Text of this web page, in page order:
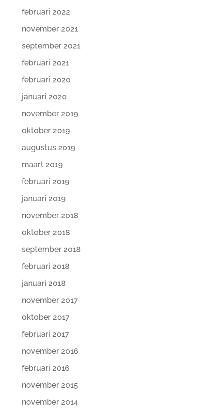
februari 2022
november 2021
september 2021
februari 2021
februari 2020
januari 2020
november 2019
oktober 2019
augustus 2019
maart 2019
februari 2019
januari 2019
november 2018
oktober 2018
september 2018
februari 2018
januari 2018
november 2017
oktober 2017
februari 2017
november 2016
februari 2016
november 2015
november 2014